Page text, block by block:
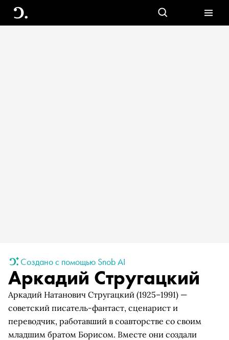
Создано с помощью Snob AI
Аркадий Стругацкий
Аркадий Натанович Стругацкий (1925–1991) —
советский писатель-фантаст, сценарист и
переводчик, работавший в соавторстве со своим
младшим братом Борисом. Вместе они создали